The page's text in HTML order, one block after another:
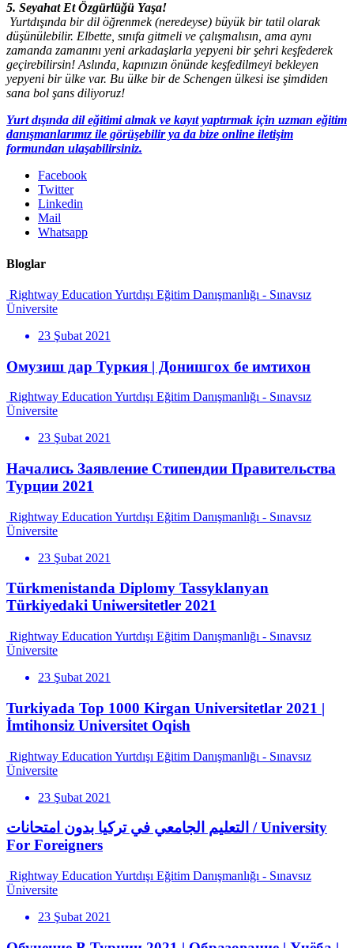
5. Seyahat Et Özgürlüğü Yaşa!
Yurtdışında bir dil öğrenmek (neredeyse) büyük bir tatil olarak
düşünülebilir. Elbette, sınıfa gitmeli ve çalışmalısın, ama aynı
zamanda zamanını yeni arkadaşlarla yepyeni bir şehri keşfederek
geçirebilirsin! Aslında, kapınızın önünde keşfedilmeyi bekleyen
yepyeni bir ülke var. Bu ülke bir de Schengen ülkesi ise şimdiden
sana bol şans diliyoruz!
Yurt dışında dil eğitimi almak ve kayıt yaptırmak için uzman eğitim
danışmanlarımız ile görüşebilir ya da bize online iletişim
formundan ulaşabilirsiniz.
Facebook
Twitter
Linkedin
Mail
Whatsapp
Bloglar
Rightway Education Yurtdışı Eğitim Danışmanlığı - Sınavsız
Üniversite
23 Şubat 2021
Омузиш дар Туркия | Донишгох бе имтихон
Rightway Education Yurtdışı Eğitim Danışmanlığı - Sınavsız
Üniversite
23 Şubat 2021
Начались Заявление Стипендии Правительства
Турции 2021
Rightway Education Yurtdışı Eğitim Danışmanlığı - Sınavsız
Üniversite
23 Şubat 2021
Türkmenistanda Diplomy Tassyklanyan
Türkiyedaki Uniwersitetler 2021
Rightway Education Yurtdışı Eğitim Danışmanlığı - Sınavsız
Üniversite
23 Şubat 2021
Turkiyada Top 1000 Kirgan Universitetlar 2021 |
İmtihonsiz Universitet Oqish
Rightway Education Yurtdışı Eğitim Danışmanlığı - Sınavsız
Üniversite
23 Şubat 2021
التعليم الجامعي في تركيا بدون امتحانات / University
For Foreigners
Rightway Education Yurtdışı Eğitim Danışmanlığı - Sınavsız
Üniversite
23 Şubat 2021